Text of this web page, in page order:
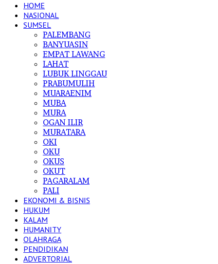
HOME
NASIONAL
SUMSEL
PALEMBANG
BANYUASIN
EMPAT LAWANG
LAHAT
LUBUK LINGGAU
PRABUMULIH
MUARAENIM
MUBA
MURA
OGAN ILIR
MURATARA
OKI
OKU
OKUS
OKUT
PAGARALAM
PALI
EKONOMI & BISNIS
HUKUM
KALAM
HUMANITY
OLAHRAGA
PENDIDIKAN
ADVERTORIAL